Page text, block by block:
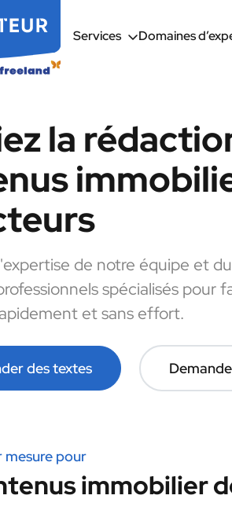
Services Domaines
la
de notre équipe et
spécialisés pour
et sans effort.
des textes
mesure pour
immobilier